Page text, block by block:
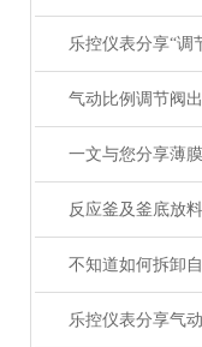
反应釜及釜底放